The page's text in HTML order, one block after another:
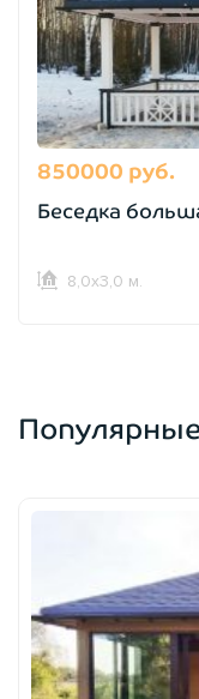
850000 руб.
Беседка
8,0х3,0 м.